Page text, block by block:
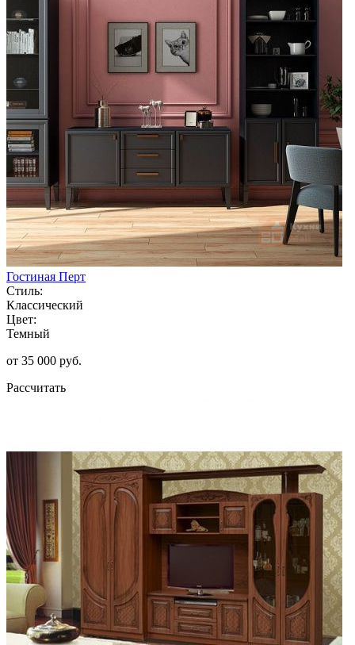
Гостиная Перт
Стиль:
Классический
Цвет:
Темный
от 35 000 руб.
Рассчитать